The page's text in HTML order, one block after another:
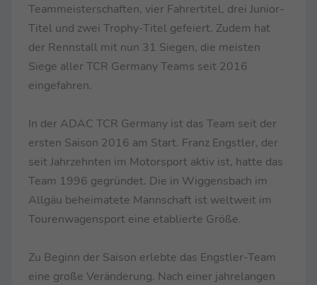
Teammeisterschaften, vier Fahrertitel, drei Junior-
Titel und zwei Trophy-Titel gefeiert. Zudem hat
der Rennstall mit nun 31 Siegen, die meisten
Siege aller TCR Germany Teams seit 2016
eingefahren.
In der ADAC TCR Germany ist das Team seit der
ersten Saison 2016 am Start. Franz Engstler, der
seit Jahrzehnten im Motorsport aktiv ist, hatte das
Team 1996 gegründet. Die in Wiggensbach im
Allgäu beheimatete Mannschaft ist weltweit im
Tourenwagensport eine etablierte Größe.
Zu Beginn der Saison erlebte das Engstler-Team
eine große Veränderung. Nach einer jahrelangen